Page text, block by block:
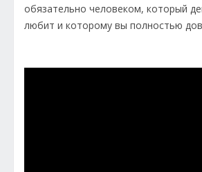
обязательно человеком, который
любит и которому вы полностью